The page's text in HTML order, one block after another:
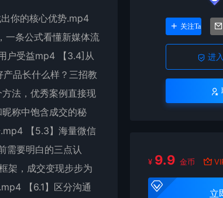
你的核心优势.mp4
一条公式看懂新媒体流
户受益mp4 【3.4]从
品长什么样？三招教
法，优秀案例直接现
称中饱含成交的秘
【5.3】海量微信
需要明白的三点认
架，成交变现步步为
【6.1】区分沟通
关注Ta
进
¥ 9.9 金币
立